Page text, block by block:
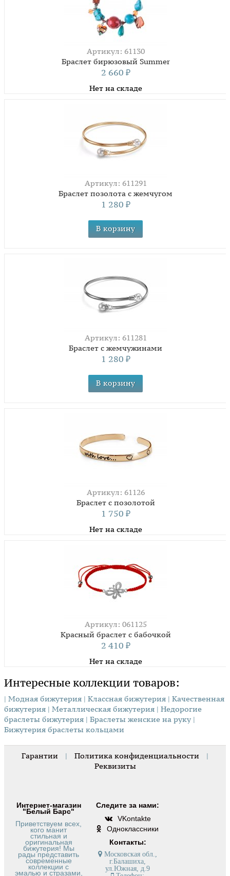
Артикул: 61130
Браслет бирюзовый Summer
2 660 ₽
Нет на складе
Артикул: 611291
Браслет позолота с жемчугом
1 280 ₽
Артикул: 611281
Браслет с жемчужинами
1 280 ₽
Артикул: 61126
Браслет с позолотой
1 750 ₽
Нет на складе
Артикул: 061125
Красный браслет с бабочкой
2 410 ₽
Нет на складе
Интересные коллекции товаров:
| Модная бижутерия | Классная бижутерия | Качественная
бижутерия | Металлическая бижутерия | Недорогие
браслеты бижутерия | Браслеты женские на руку |
Бижутерия браслеты кольцами
Гарантии | Политика конфиденциальности
|
Реквизиты
Интернет-магазин
"Белый Барс"
Приветствуем всех,
кого манит
стильная и
оригинальная
бижутерия! Мы
рады представить
современные
коллекции с
эмалью и стразами,
Следите за нами:
VKontakte
Одноклассники
Контакты:
Московская обл.,
г.Балашиха,
ул.Южная, д.9